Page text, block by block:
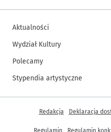
Aktualności
Wydział Kultury
Polecamy
Stypendia artystyczne
Inne informacje
Redakcja Deklaracja
Regulamin Regulamin